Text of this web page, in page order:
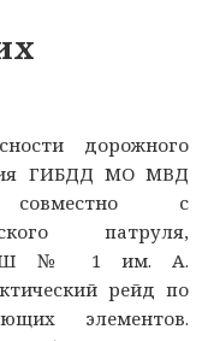
дорожного
ГИБДД МО МВД
совместно с
патруля,
СШ № 1 им. А.
рейд по
элементов.